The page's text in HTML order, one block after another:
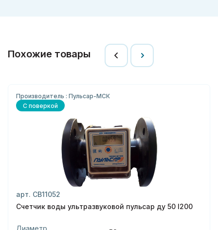
Похожие товары
Производитель : Пульсар-МСК
С поверкой
арт. СВ11052
Счетчик воды ультразвуковой пульсар ду 50 l200